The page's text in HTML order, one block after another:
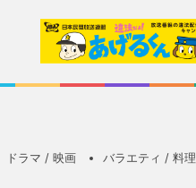
ドラマ / 映画 バラエティ / 料理